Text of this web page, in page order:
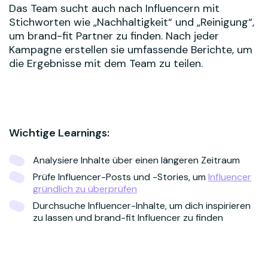
Das Team sucht auch nach Influencern mit
Stichworten wie „Nachhaltigkeit“ und „Reinigung“,
um brand-fit Partner zu finden. Nach jeder
Kampagne erstellen sie umfassende Berichte, um
die Ergebnisse mit dem Team zu teilen.
Wichtige Learnings:
Analysiere Inhalte über einen längeren Zeitraum
Prüfe Influencer-Posts und -Stories, um Influencer
gründlich zu überprüfen
Durchsuche Influencer-Inhalte, um dich inspirieren
zu lassen und brand-fit Influencer zu finden